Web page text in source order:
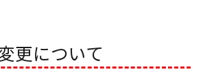
更について